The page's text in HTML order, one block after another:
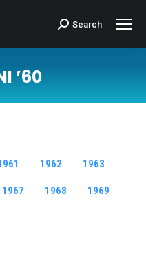
Cerca:Search
’60
1962 1963
1967 1968 1969